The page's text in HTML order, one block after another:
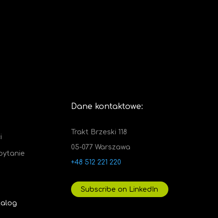
Dane kontaktowe:
Trakt Brzeski 118
05-077 Warszawa
+48 512 221 220
Subscribe on LinkedIn